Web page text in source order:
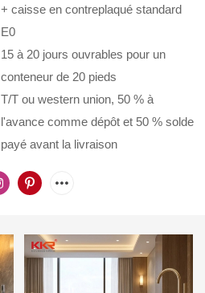
+ caisse en contreplaqué standard
E0
15 à 20 jours ouvrables pour un
conteneur de 20 pieds
T/T ou western union, 50 % à
l'avance comme dépôt et 50 % solde
payé avant la livraison